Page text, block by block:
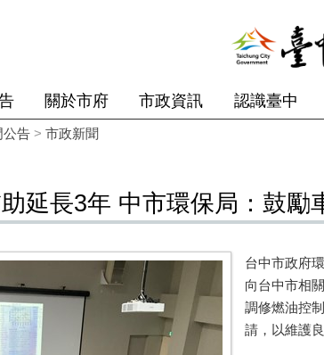
關於市府 市政資訊 認識臺中
公告 > 市政新聞
延長3年 中市環保局：鼓
台中市政府
向台中市相
調修燃油控
請，以維護